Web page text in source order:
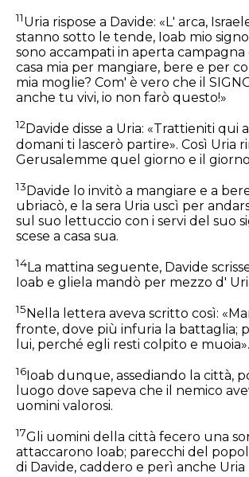
11Uria rispose a Davide: «L' arca,
stanno sotto le tende, Ioab mio
sono accampati in aperta campagna
casa mia per mangiare, bere e per
mia moglie? Com' è vero che il
anche tu vivi, io non farò questo!»
12Davide disse a Uria: «Trattieniti qui
domani ti lascerò partire». Così Uria
Gerusalemme quel giorno e il
13Davide lo invitò a mangiare e a
ubriacò, e la sera Uria uscì per
sul suo lettuccio con i servi del suo
scese a casa sua.
14La mattina seguente, Davide
Ioab e gliela mandò per mezzo d'
15 Nella lettera aveva scritto così:
fronte, dove più infuria la battaglia;
lui, perché egli resti colpito e muoia».
16Ioab dunque, assediando la città,
luogo dove sapeva che il nemico
uomini valorosi.
17Gli uomini della città fecero una
attaccarono Ioab; parecchi del
di Davide, caddero e perì anche Uria